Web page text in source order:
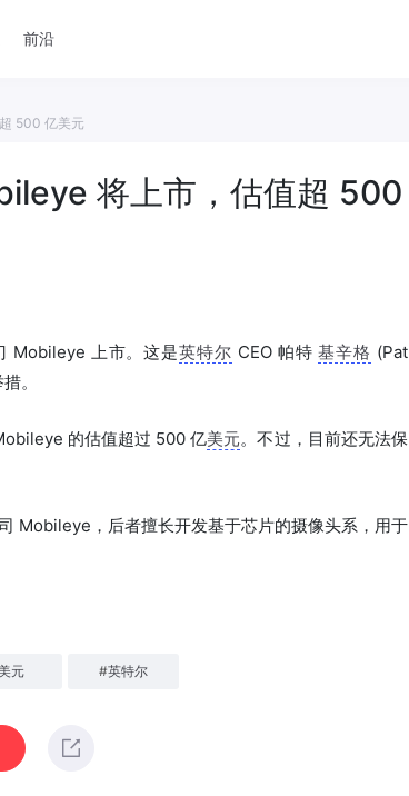
前沿
500 亿美元
将上市，估值超 500
Mobileye 上市。这是英特尔 CEO 帕特基辛格 (Pat
。
的估值超过 500 亿美元。不过，目前还无法保
Mobileye，后者擅长开发基于芯片的摄像头系，用于
元 #英特尔